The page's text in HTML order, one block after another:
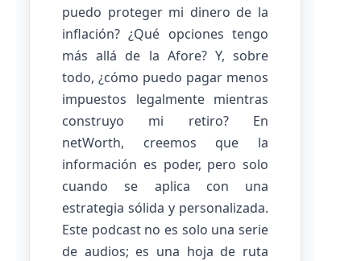
puedo proteger mi dinero de la
inflación? ¿Qué opciones tengo
más allá de la Afore? Y, sobre
todo, ¿cómo puedo pagar menos
impuestos legalmente mientras
construyo mi retiro? En
netWorth, creemos que la
información es poder, pero solo
cuando se aplica con una
estrategia sólida y personalizada.
Este podcast no es solo una serie
de audios; es una hoja de ruta